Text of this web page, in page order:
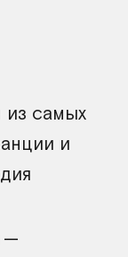
самых
и
—